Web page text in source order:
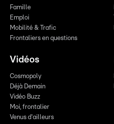
Famille
Emploi
Mobilité & Trafic
Frontaliers en questions
Vidéos
Cosmopoly
Déjà Demain
Vidéo Buzz
Moi, frontalier
Venus d'ailleurs